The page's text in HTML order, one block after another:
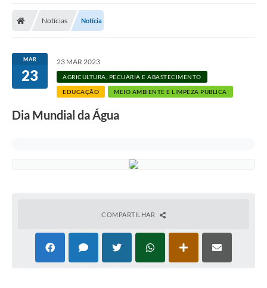
Notícias Notícia
MAR
23
23 MAR 2023
AGRICULTURA, PECUÁRIA E ABASTECIMENTO
EDUCAÇÃO MEIO AMBIENTE E LIMPEZA PÚBLICA
Dia Mundial da Água
COMPARTILHAR